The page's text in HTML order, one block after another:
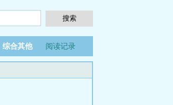
综合其他 阅读记录